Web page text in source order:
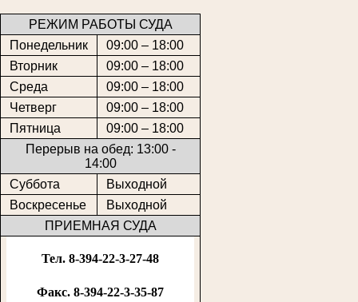
РЕЖИМ РАБОТЫ СУДА
Понедельник
09:00 – 18:00
Вторник
09:00 – 18:00
Среда
09:00 – 18:00
Четверг
09:00 – 18:00
Пятница
09:00 – 18:00
Перерыв на обед: 13:00 -
14:00
Суббота
Выходной
Воскресенье
Выходной
ПРИЕМНАЯ СУДА
Тел. 8-394-22-3-27-48
Факс. 8-394-22-3-35-87